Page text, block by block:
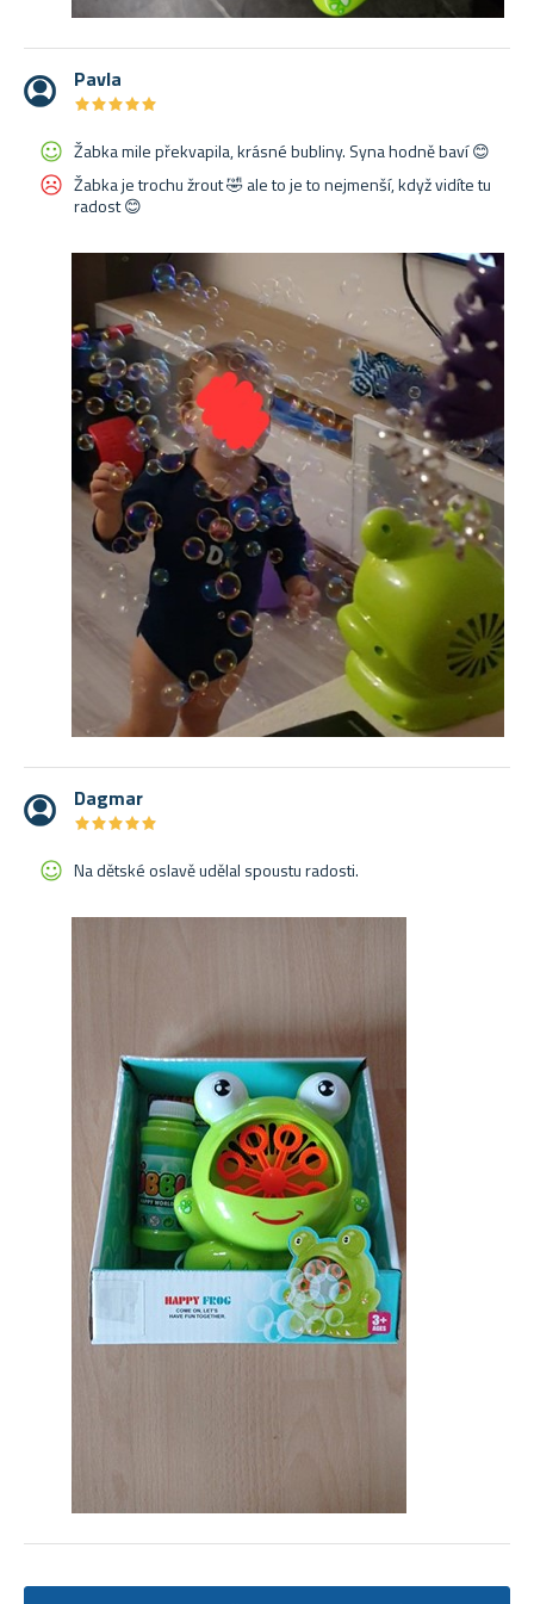
Pavla
★★★★★
★★★★★
Žabka mile překvapila, krásné bubliny. Syna hodně baví 😊
Žabka je trochu žrout 🤣 ale to je to nejmenší, když vidíte tu
radost 😊
Dagmar
★★★★★
★★★★★
Na dětské oslavě udělal spoustu radosti.